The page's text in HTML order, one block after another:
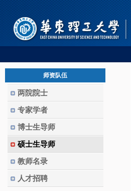
师资队伍
两院院士
专家学者
博士生导师
硕士生导师
教师名录
人才招聘